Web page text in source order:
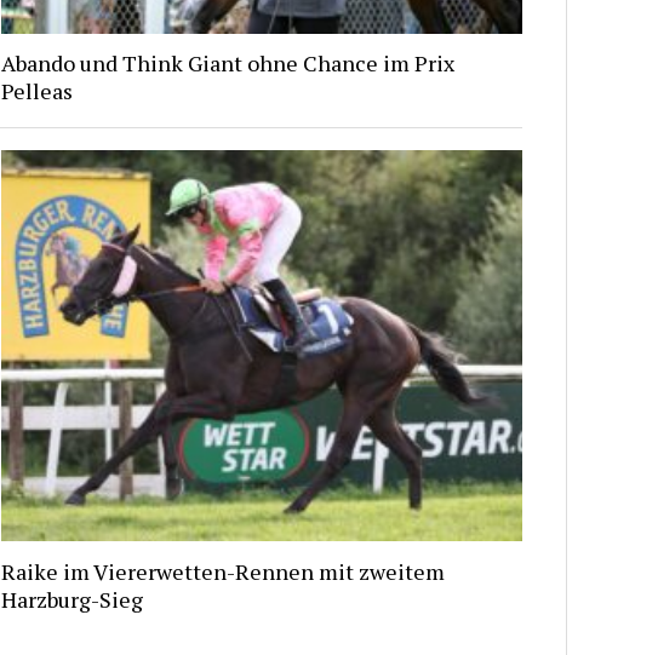
Abando und Think Giant ohne Chance im Prix
Pelleas
Raike im Viererwetten-Rennen mit zweitem
Harzburg-Sieg